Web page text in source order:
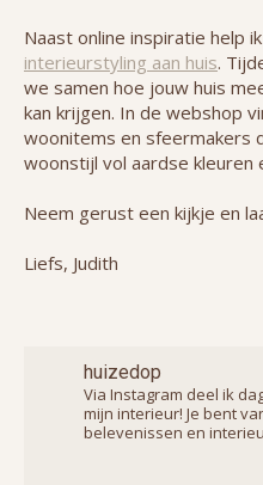
Naast online inspiratie help
interieurstyling aan huis.
we samen hoe jouw huis
kan krijgen. In de webshop
woonitems en sfeermakers
woonstijl vol aardse kleuren
Neem gerust een kijkje en
Liefs, Judith
huizedop
Via Instagram deel ik
mijn interieur! Je bent
belevenissen en